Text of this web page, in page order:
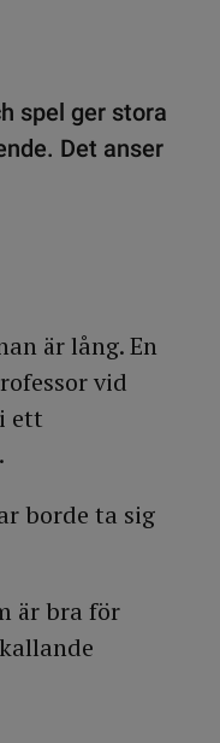
spel ger stora
Det anser
är lång. En
vid
ett
borde ta sig
är bra för